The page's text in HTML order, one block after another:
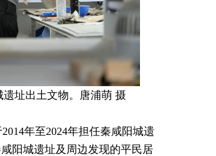
址出土文物。唐浦萌 摄
年至2024年担任秦咸阳城遗
阳城遗址及周边发现的平民居